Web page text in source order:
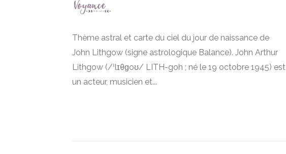
Thème astral et carte du ciel du jour de naissance de
John Lithgow (signe astrologique Balance). John Arthur
Lithgow (/ˈlɪθɡoʊ/ LITH-goh ; né le 19 octobre 1945) est
un acteur, musicien et...